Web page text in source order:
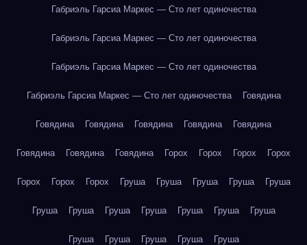
Габриэль Гарсиа Маркес — Сто лет одиночества
Габриэль Гарсиа Маркес — Сто лет одиночества
Габриэль Гарсиа Маркес — Сто лет одиночества
Габриэль Гарсиа Маркес — Сто лет одиночества Говядина
Говядина Говядина Говядина Говядина Говядина
Говядина Говядина Говядина Горох Горох Горох Горох
Горох Горох Горох Груша Груша Груша Груша Груша
Груша Груша Груша Груша Груша Груша Груша
Груша Груша Груша Груша Груша